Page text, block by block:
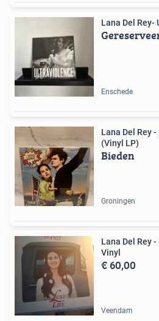
Lana Del Rey-
Enschede
Lana Del Rey
(Vinyl LP)
Bieden
Groningen
Lana Del Rey
Vinyl
€ 60,00
Veendam